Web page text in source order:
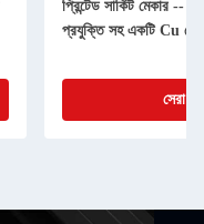
প্রিন্টেড সার্কিট মেকার --
প্রযুক্তি সহ একটি Cu
সেরা